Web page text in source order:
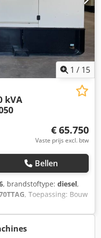
1 / 15
kVA
€ 65.750
Vaste prijs excl. btw
Bellen
, brandstoftype: diesel,
, Toepassing: Bouw
Ac Hjk
laadruimte: 409 x
Stage V / Tier
van productie: CN